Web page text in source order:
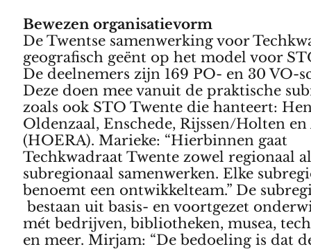
Bewezen organisatievorm
De Twentse samenwerking voor
geografisch geënt op het model voor
De deelnemers zijn 169 PO- en 30 VO-
Deze doen mee vanuit de praktische
zoals ook STO Twente die hanteert:
Oldenzaal, Enschede, Rijssen/Holten
(HOERA). Marieke: “Hierbinnen gaat
Techkwadraat Twente zowel regionaal
subregionaal samenwerken. Elke
benoemt een ontwikkelteam.” De
bestaan uit basis- en voortgezet
mét bedrijven, bibliotheken, musea,
en meer. Mirjam: “De bedoeling is dat